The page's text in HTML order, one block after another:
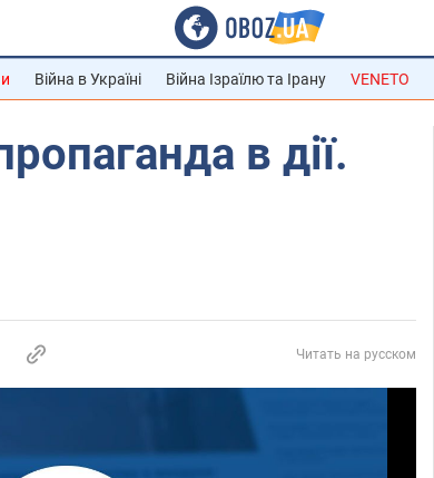
Війна в Україні Війна Ізраїлю та Ірану VENETO
в дії.
Читать на русском